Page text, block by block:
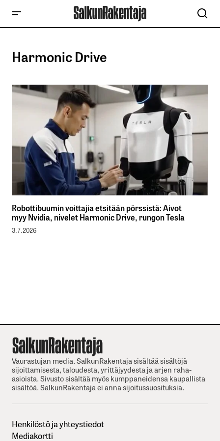
Harmonic Drive
Robottibuumin voittajia etsitään pörssistä: Aivot
myy Nvidia, nivelet Harmonic Drive, rungon Tesla
3.7.2026
Vaurastujan media. SalkunRakentaja sisältää sisältöjä
sijoittamisesta, taloudesta, yrittäjyydesta ja arjen raha-
asioista. Sivusto sisältää myös kumppaneidensa kaupallista
sisältöä. SalkunRakentaja ei anna sijoitussuosituksia.
Henkilöstö ja yhteystiedot
Mediakortti